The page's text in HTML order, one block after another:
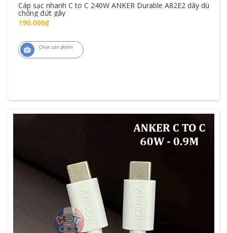
Cáp sạc nhanh C to C 240W ANKER Durable A82E2 dây dù
chống đứt gãy
190.000₫
Chọn sản phẩm